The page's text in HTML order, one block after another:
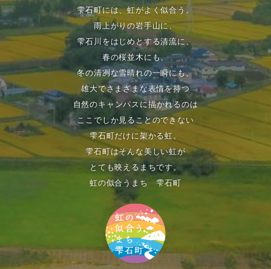
雫石町には、虹がよく似合う。
雨上がりの岩手山に、
雫石川をはじめとする清流に、
春の桜並木にも、
冬の清冽な雪晴れの一瞬にも、
雄大でさまざまな表情を持つ
自然のキャンパスに描かれるのは
ここでしか見ることのできない
雫石町だけに架かる虹。
雫石町はそんな美しい虹が
とても映えるまちです。
虹の似合うまち 雫石町